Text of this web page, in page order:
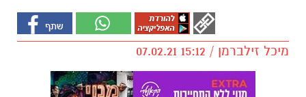
מיכל זילברמן / 15:12 07.02.21